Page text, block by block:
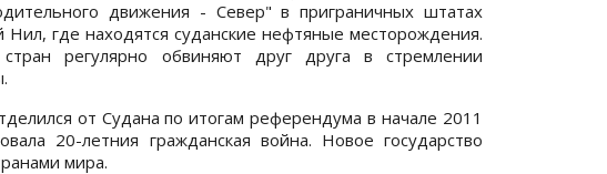
движения - Север" в приграничных штатах
где находятся суданские нефтяные месторождения.
регулярно обвиняют друг друга в стремлении
от Судана по итогам референдума в начале 2011
20-летния гражданская война. Новое государство
мира.